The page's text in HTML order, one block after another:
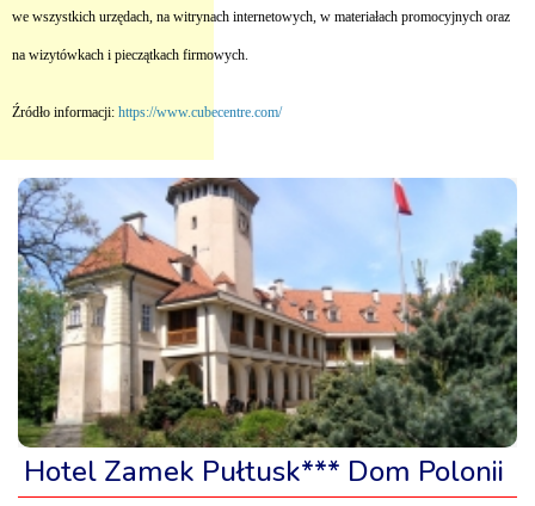
we wszystkich urzędach, na witrynach internetowych, w materiałach promocyjnych oraz
na wizytówkach i pieczątkach firmowych.
Źródło informacji: https://www.cubecentre.com/
Hotel Zamek Pułtusk*** Dom Polonii